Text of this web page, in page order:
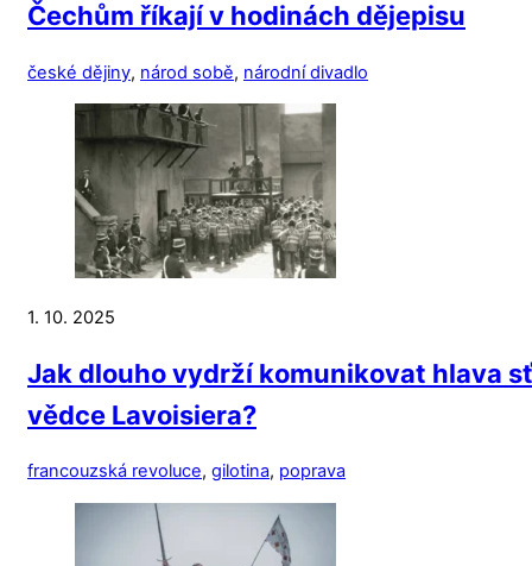
Čechům říkají v hodinách dějepisu
české dějiny, národ sobě, národní divadlo
1. 10. 2025
Jak dlouho vydrží komunikovat hlava
vědce Lavoisiera?
francouzská revoluce, gilotina, poprava